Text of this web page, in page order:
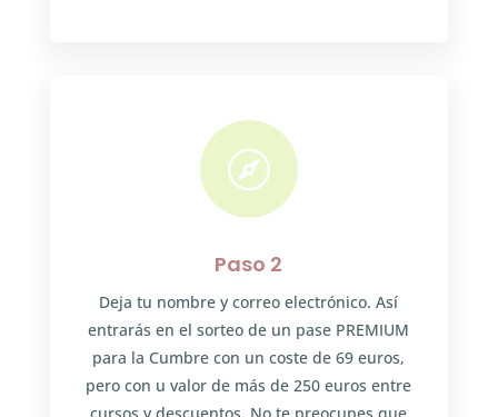

Paso 2
Deja tu nombre y correo electrónico. Así
entrarás en el sorteo de un pase PREMIUM
para la Cumbre con un coste de 69 euros,
pero con u valor de más de 250 euros entre
cursos y descuentos. No te preocupes que